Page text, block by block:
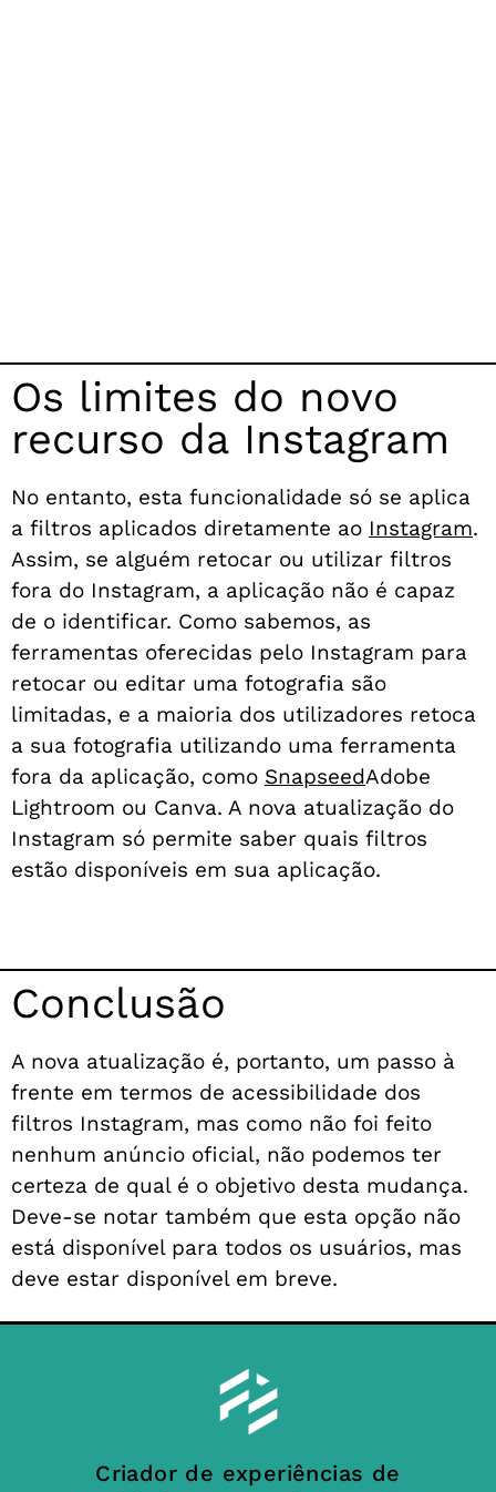
Os limites do novo
recurso da Instagram
No entanto, esta funcionalidade só se aplica
a filtros aplicados diretamente ao Instagram.
Assim, se alguém retocar ou utilizar filtros
fora do Instagram, a aplicação não é capaz
de o identificar. Como sabemos, as
ferramentas oferecidas pelo Instagram para
retocar ou editar uma fotografia são
limitadas, e a maioria dos utilizadores retoca
a sua fotografia utilizando uma ferramenta
fora da aplicação, como SnapseedAdobe
Lightroom ou Canva. A nova atualização do
Instagram só permite saber quais filtros
estão disponíveis em sua aplicação.
Conclusão
A nova atualização é, portanto, um passo à
frente em termos de acessibilidade dos
filtros Instagram, mas como não foi feito
nenhum anúncio oficial, não podemos ter
certeza de qual é o objetivo desta mudança.
Deve-se notar também que esta opção não
está disponível para todos os usuários, mas
deve estar disponível em breve.
Criador de experiências de